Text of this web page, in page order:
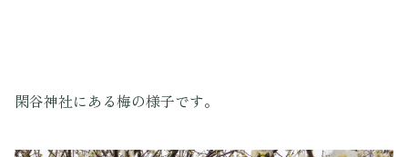
閑谷神社にある梅の様子です。